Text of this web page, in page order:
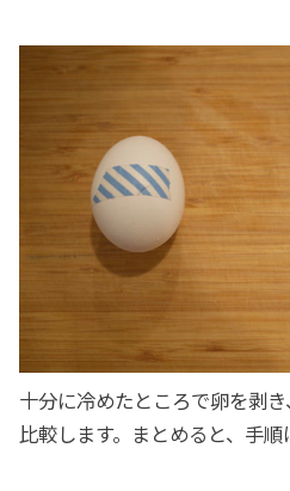
十分に冷めたところで卵を剥
比較します。まとめると、手順